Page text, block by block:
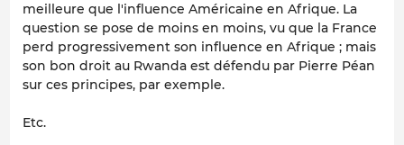
meilleure que l'influence Américaine en Afrique. La
question se pose de moins en moins, vu que la France
perd progressivement son influence en Afrique ; mais
son bon droit au Rwanda est défendu par Pierre Péan
sur ces principes, par exemple.
Etc.